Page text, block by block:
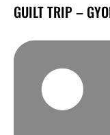
GUILT TRIP –